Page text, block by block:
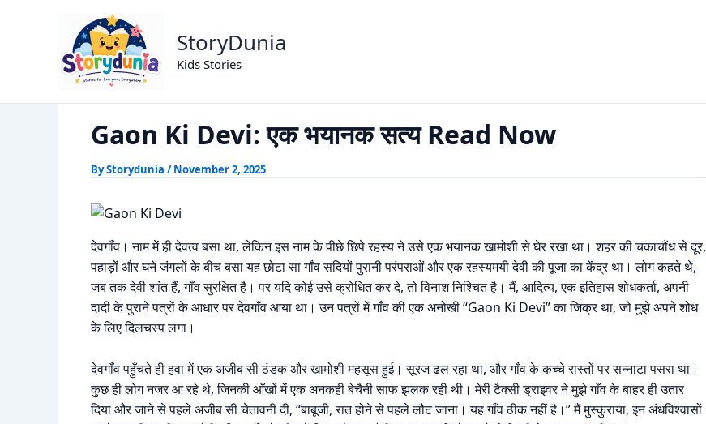
StoryDunia
Kids Stories
Home Horror Story
Gaon Ki Devi: एक भयानक सत्य Read Now
ByStorydunia /November 2, 2025
देवगाँव। नाम में ही देवत्व बसा था, लेकिन इस नाम के पीछे छिपे रहस्य ने उसे एक भयानक खामोशी से घेर रखा था। शहर की चकाचौंध से दूर,
पहाड़ों और घने जंगलों के बीच बसा यह छोटा सा गाँव सदियों पुरानी परंपराओं और एक रहस्यमयी देवी की पूजा का केंद्र था। लोग कहते थे,
जब तक देवी शांत हैं, गाँव सुरक्षित है। पर यदि कोई उसे क्रोधित कर दे, तो विनाश निश्चित है। मैं, आदित्य, एक इतिहास शोधकर्ता, अपनी
दादी के पुराने पत्रों के आधार पर देवगाँव आया था। उन पत्रों में गाँव की एक अनोखी “Gaon Ki Devi” का जिक्र था, जो मुझे अपने शोध
के लिए दिलचस्प लगा।
देवगाँव पहुँचते ही हवा में एक अजीब सी ठंडक और खामोशी महसूस हुई। सूरज ढल रहा था, और गाँव के कच्चे रास्तों पर सन्नाटा पसरा था।
कुछ ही लोग नजर आ रहे थे, जिनकी आँखों में एक अनकही बेचैनी साफ झलक रही थी। मेरी टैक्सी ड्राइवर ने मुझे गाँव के बाहर ही उतार
दिया और जाने से पहले अजीब सी चेतावनी दी, “बाबूजी, रात होने से पहले लौट जाना। यह गाँव ठीक नहीं है।” मैं मुस्कुराया, इन अंधविश्वासों